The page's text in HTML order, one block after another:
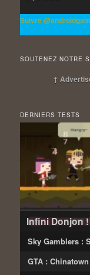
Suivre
SOUTENEZ NOTRE
↑
DERNIERS TESTS
Infini Donjon !
Sky Gamblers :
GTA :